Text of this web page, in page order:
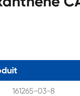
161265-03-8